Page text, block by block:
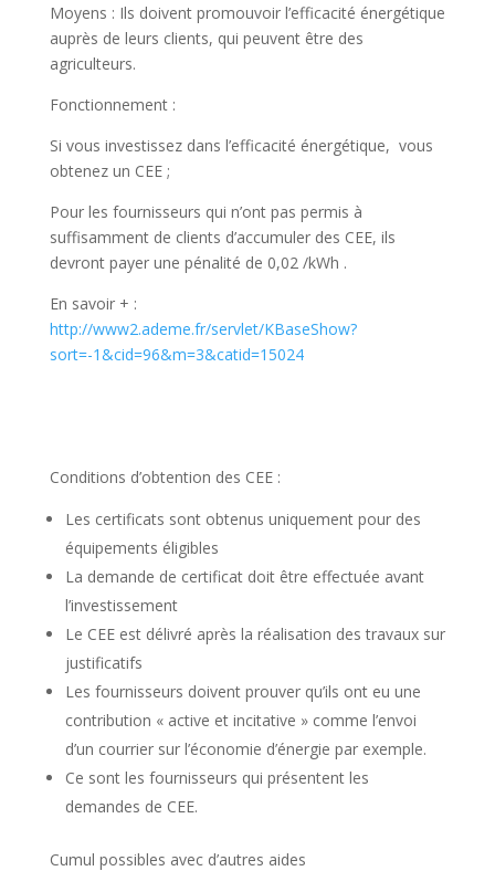
Moyens : Ils doivent promouvoir l’efficacité énergétique
auprès de leurs clients, qui peuvent être des
agriculteurs.
Fonctionnement :
Si vous investissez dans l’efficacité énergétique, vous
obtenez un CEE ;
Pour les fournisseurs qui n’ont pas permis à
suffisamment de clients d’accumuler des CEE, ils
devront payer une pénalité de 0,02 /kWh .
En savoir + :
http://www2.ademe.fr/servlet/KBaseShow?
sort=-1&cid=96&m=3&catid=15024
Conditions d’obtention des CEE :
Les certificats sont obtenus uniquement pour des
équipements éligibles
La demande de certificat doit être effectuée avant
l’investissement
Le CEE est délivré après la réalisation des travaux sur
justificatifs
Les fournisseurs doivent prouver qu’ils ont eu une
contribution « active et incitative » comme l’envoi
d’un courrier sur l’économie d’énergie par exemple.
Ce sont les fournisseurs qui présentent les
demandes de CEE.
Cumul possibles avec d’autres aides